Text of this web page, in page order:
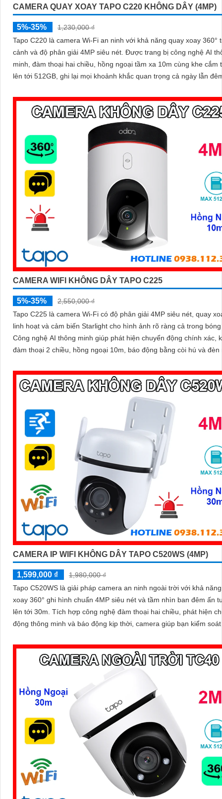
CAMERA QUAY XOAY TAPO C220 KHÔNG DÂY (4MP)
5%-35%
1,230,000 ₫
Tapo C220 là camera Wi-Fi an ninh với khả năng quay xoay 360°
cảnh và độ phân giải 4MP siêu nét. Được trang bị công nghệ AI thông
minh, đàm thoại hai chiều, hồng ngoại tầm xa 10m cùng khe cắm
lên tới 512GB, ghi lại mọi khoảnh khắc quan trọng cả ngày lẫn
CAMERA WIFI KHÔNG DÂY TAPO C225
5%-35%
2,550,000 ₫
Tapo C225 là camera Wi-Fi có độ phân giải 4MP siêu nét, quay
linh hoạt và cảm biến Starlight cho hình ảnh rõ ràng cả trong
Công nghệ AI thông minh giúp phát hiện chuyển động chính xác,
đàm thoại 2 chiều, hồng ngoại 10m, báo động bằng còi hú và đèn
512GB lưu trữ lâu dài
CAMERA IP WIFI KHÔNG DÂY TAPO C520WS (4MP)
1,599,000 ₫
1,980,000 ₫
Tapo C520WS là giải pháp camera an ninh ngoài trời với khả
xoay 360° ghi hình chuẩn 4MP siêu nét và tầm nhìn ban đêm ấn
lên tới 30m. Tích hợp công nghệ đàm thoại hai chiều, phát hiện chuyển
động thông minh và báo động kịp thời, camera giúp bạn kiểm